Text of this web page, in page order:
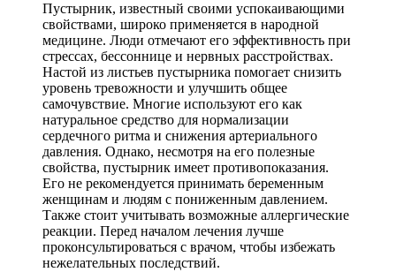
Пустырник, известный своими успокаивающими
свойствами, широко применяется в народной
медицине. Люди отмечают его эффективность при
стрессах, бессоннице и нервных расстройствах.
Настой из листьев пустырника помогает снизить
уровень тревожности и улучшить общее
самочувствие. Многие используют его как
натуральное средство для нормализации
сердечного ритма и снижения артериального
давления. Однако, несмотря на его полезные
свойства, пустырник имеет противопоказания.
Его не рекомендуется принимать беременным
женщинам и людям с пониженным давлением.
Также стоит учитывать возможные аллергические
реакции. Перед началом лечения лучше
проконсультироваться с врачом, чтобы избежать
нежелательных последствий.